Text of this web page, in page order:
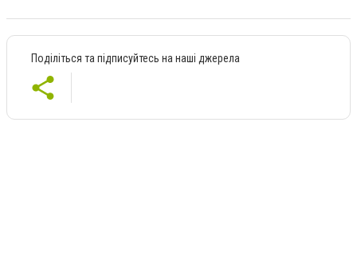
Поділіться та підписуйтесь на наші джерела